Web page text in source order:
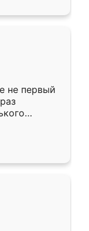
не первый
раз
очень
из